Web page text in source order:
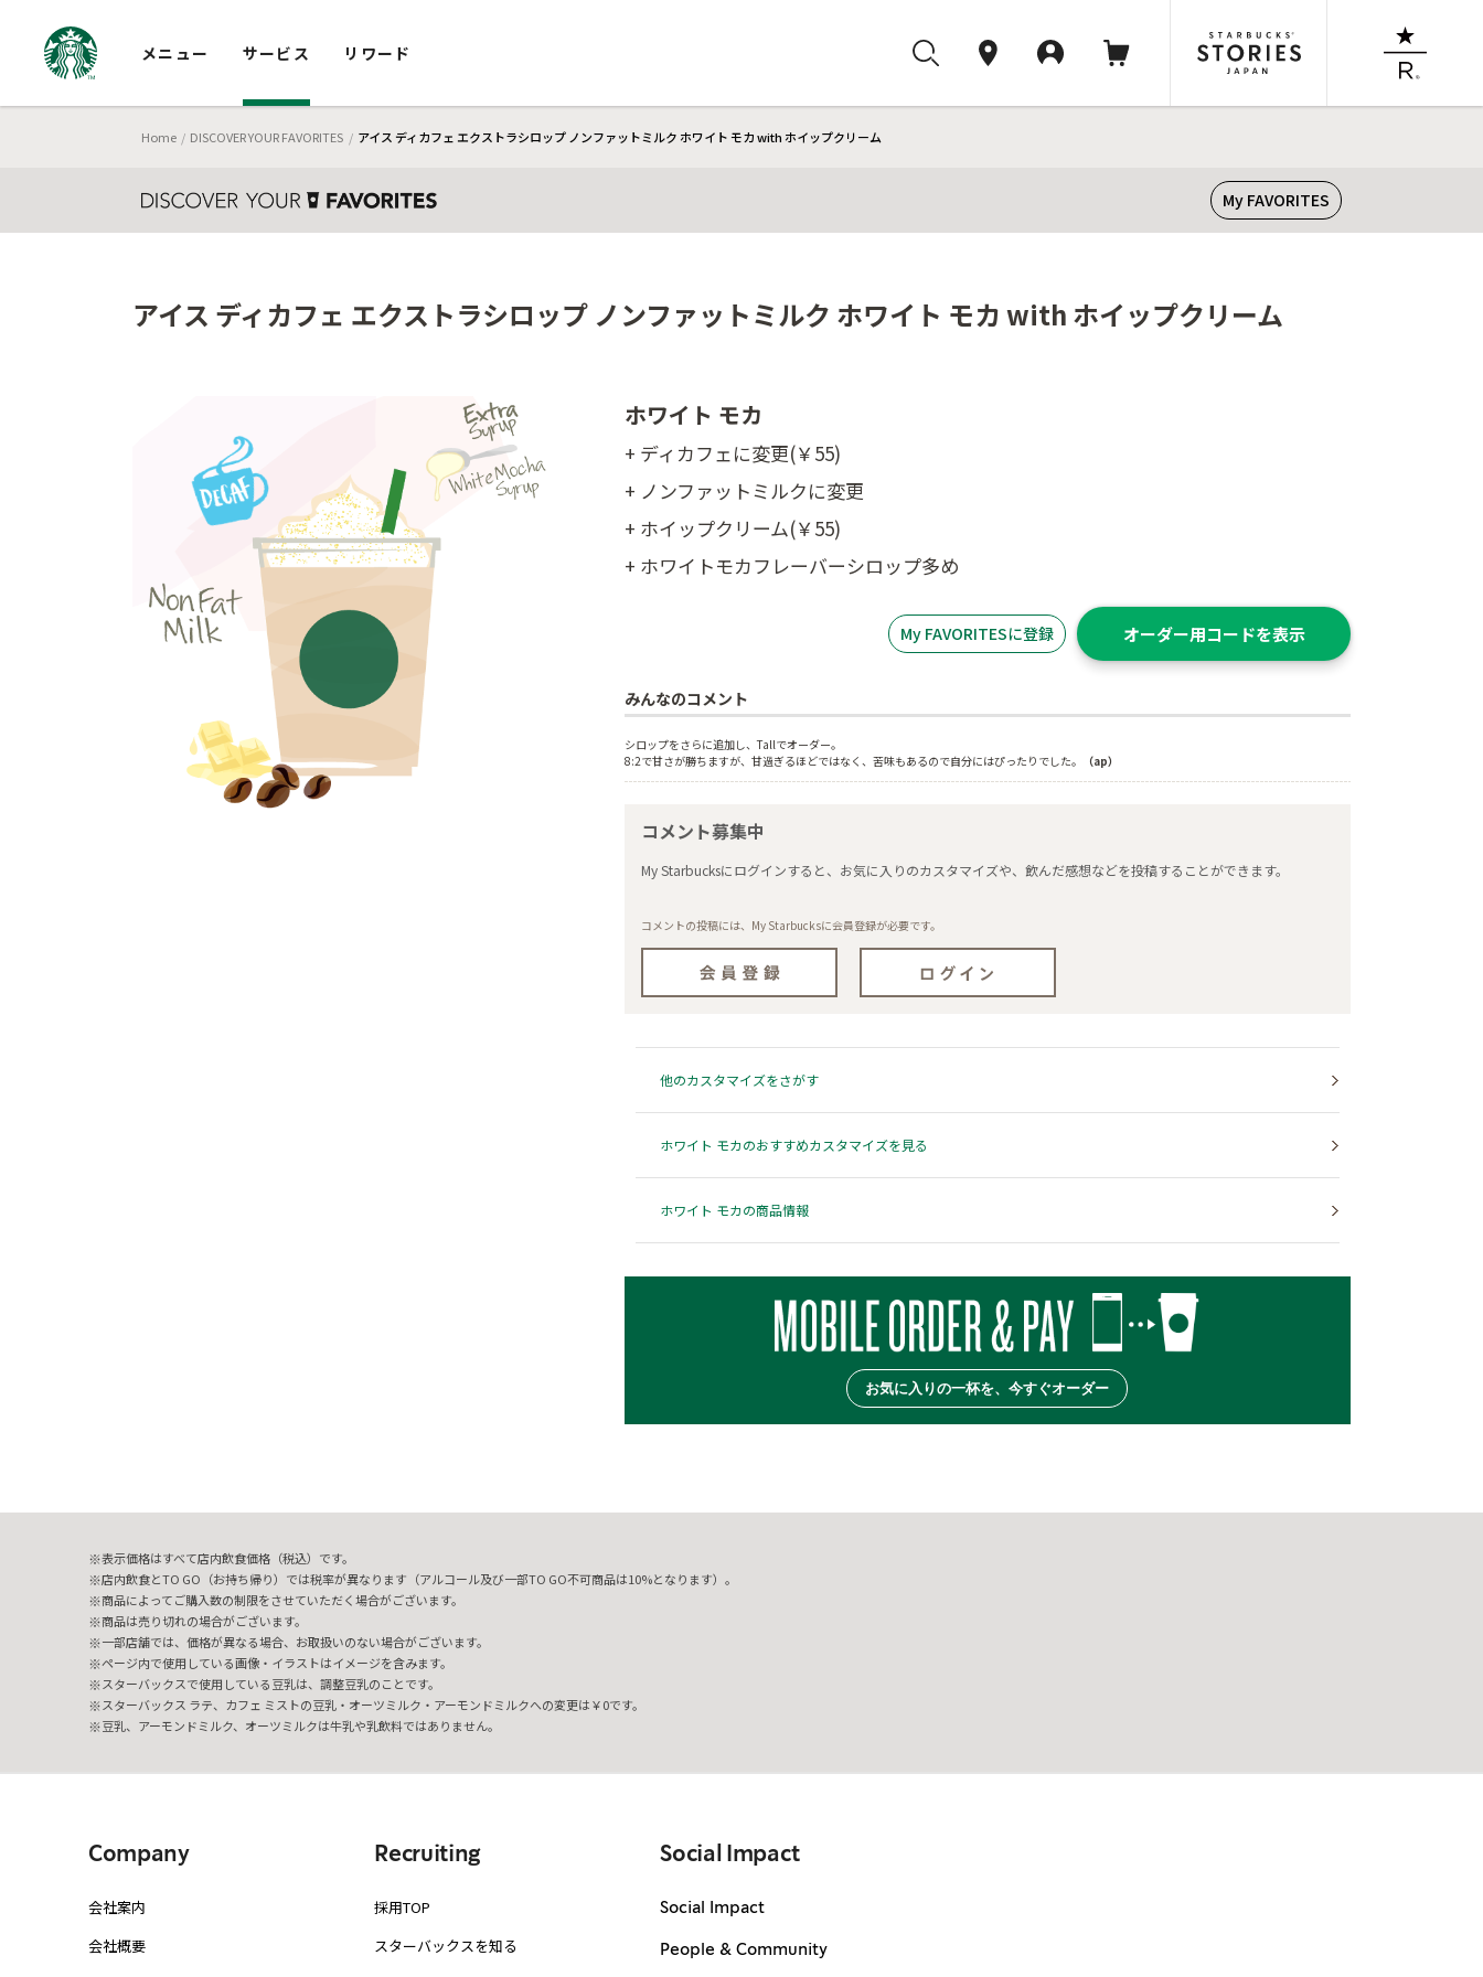
メニュー サービス リワード
Home DISCOVER YOUR FAVORITES アイス ディカフェ エクストラシロップ ノンファットミルク ホワイト モカ with ホイップクリーム
My FAVORITES
アイス ディカフェ エクストラシロップ ノンファットミルク ホワイト モカ with ホイップクリーム
ホワイト モカ
+ ディカフェに変更(￥55)
+ ノンファットミルクに変更
+ ホイップクリーム(￥55)
+ ホワイトモカフレーバーシロップ多め
My FAVORITESに登録 オーダー用コードを表示
みんなのコメント
シロップをさらに追加し、Tallでオーダー。
8:2で甘さが勝ちますが、甘過ぎるほどではなく、苦味もあるので自分にはぴったりでした。
（ap）
コメント募集中
My Starbucksにログインすると、お気に入りのカスタマイズや、飲んだ感想などを投稿することができます。
コメントの投稿には、My Starbucksに会員登録が必要です。
他のカスタマイズをさがす
ホワイト モカのおすすめカスタマイズを見る
ホワイト モカの商品情報
お気に入りの一杯を、今すぐオーダー
表示価格はすべて店内飲食価格（税込）です。
店内飲食とTO GO（お持ち帰り）では税率が異なります（アルコール及び一部TO GO不可商品は10%となります）。
商品によってご購入数の制限をさせていただく場合がございます。
商品は売り切れの場合がございます。
一部店舗では、価格が異なる場合、お取扱いのない場合がございます。
ページ内で使用している画像・イラストはイメージを含みます。
スターバックスで使用している豆乳は、調整豆乳のことです。
スターバックス ラテ、カフェ ミストの豆乳・オーツミルク・アーモンドミルクへの変更は￥0です。
豆乳、アーモンドミルク、オーツミルクは牛乳や乳飲料ではありません。
Company
会社案内
会社概要
Recruiting
採用TOP
スターバックスを知る
Social Impact
Social Impact
People & Community